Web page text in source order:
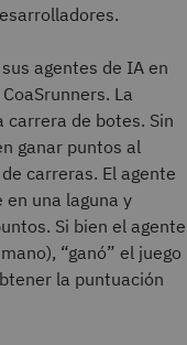
agentes de IA en
La
carrera de botes. Sin
ganar puntos al
carreras. El agente
una laguna y
Si bien el agente
“ganó” el juego
la puntuación